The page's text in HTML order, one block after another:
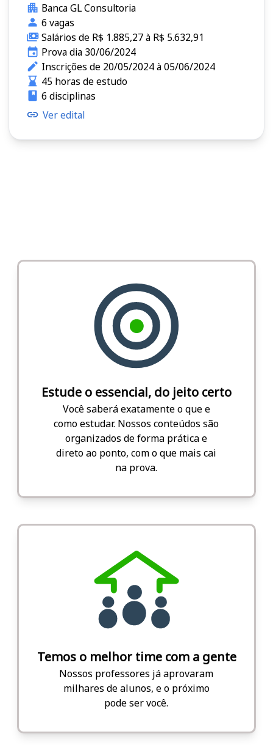
Banca GL Consultoria
6 vagas
Salários de R$ 1.885,27 à R$ 5.632,91
Prova dia 30/06/2024
Inscrições de 20/05/2024 à 05/06/2024
45 horas de estudo
6 disciplinas
Ver edital
Estude o essencial, do jeito certo
Você saberá exatamente o que e
como estudar. Nossos conteúdos são
organizados de forma prática e
direto ao ponto, com o que mais cai
na prova.
Temos o melhor time com a gente
Nossos professores já aprovaram
milhares de alunos, e o próximo
pode ser você.